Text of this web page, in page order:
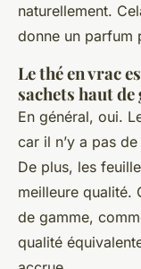
naturellement.
donne un parfum
Le thé en vrac
sachets haut de
En général, oui.
car il n’y a pas
De plus, les
meilleure qualité.
de gamme,
qualité